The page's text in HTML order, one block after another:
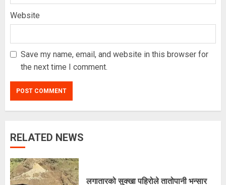
Website
Save my name, email, and website in this browser for
the next time I comment.
RELATED NEWS
लगातारको सुक्खा पहिरोले तातोपानी भन्सार
२०८३ श्रावण २१, बिहीबार १६:०३ गते